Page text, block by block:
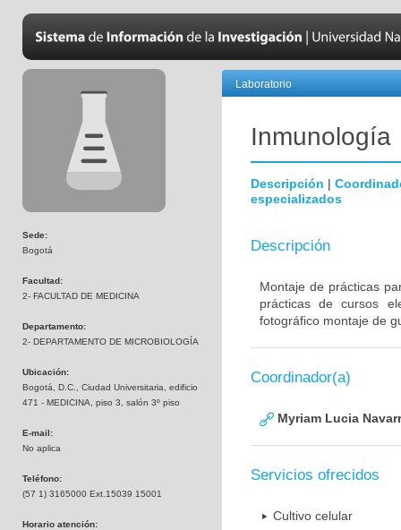
Sede:
Bogotá
Facultad:
2- FACULTAD DE MEDICINA
Departamento:
2- DEPARTAMENTO DE MICROBIOLOGÍA
Ubicación:
Bogotá, D.C., Ciudad Universitaria, edificio
471 - MEDICINA, piso 3, salón 3º piso
E-mail:
No aplica
Teléfono:
(57 1) 3165000 Ext.15039 15001
Horario atención:
Laboratorio
Inmunología
Descripción |
especializados
Descripción
Montaje de prácticas
prácticas de cursos
fotográfico montaje de
Coordinador(a)
Myriam Lucia
Servicios ofrecidos
Cultivo celular